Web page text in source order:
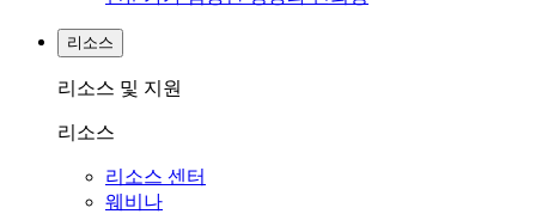
리소스
리소스 및 지원
리소스
리소스 센터
웨비나